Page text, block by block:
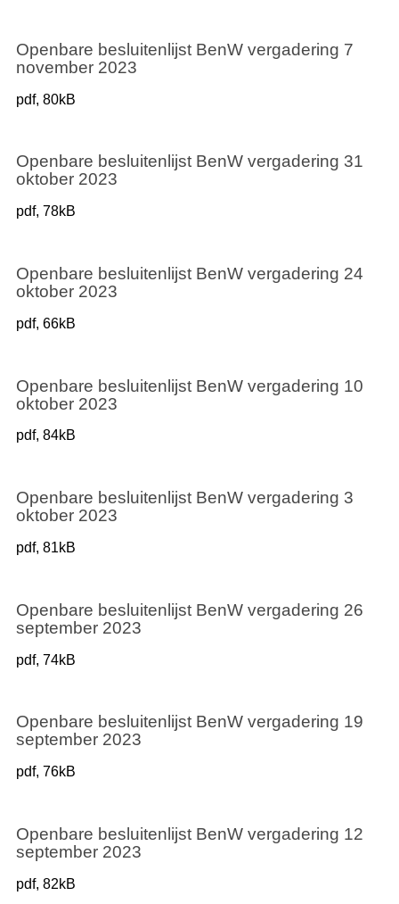
Openbare besluitenlijst BenW vergadering 7
november 2023
pdf, 80kB
Openbare besluitenlijst BenW vergadering 31
oktober 2023
pdf, 78kB
Openbare besluitenlijst BenW vergadering 24
oktober 2023
pdf, 66kB
Openbare besluitenlijst BenW vergadering 10
oktober 2023
pdf, 84kB
Openbare besluitenlijst BenW vergadering 3
oktober 2023
pdf, 81kB
Openbare besluitenlijst BenW vergadering 26
september 2023
pdf, 74kB
Openbare besluitenlijst BenW vergadering 19
september 2023
pdf, 76kB
Openbare besluitenlijst BenW vergadering 12
september 2023
pdf, 82kB